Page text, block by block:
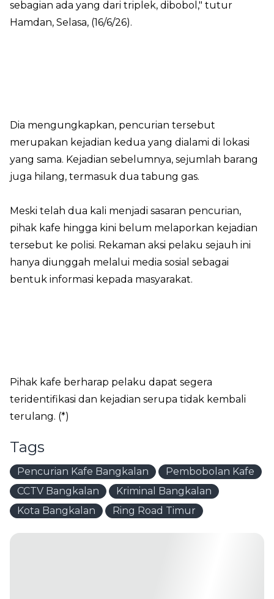
sebagian ada yang dari triplek, dibobol," tutur
Hamdan, Selasa, (16/6/26).
Dia mengungkapkan, pencurian tersebut
merupakan kejadian kedua yang dialami di lokasi
yang sama. Kejadian sebelumnya, sejumlah barang
juga hilang, termasuk dua tabung gas.
Meski telah dua kali menjadi sasaran pencurian,
pihak kafe hingga kini belum melaporkan kejadian
tersebut ke polisi. Rekaman aksi pelaku sejauh ini
hanya diunggah melalui media sosial sebagai
bentuk informasi kepada masyarakat.
Pihak kafe berharap pelaku dapat segera
teridentifikasi dan kejadian serupa tidak kembali
terulang. (*)
Tags
Pencurian Kafe Bangkalan
Pembobolan Kafe
CCTV Bangkalan
Kriminal Bangkalan
Kota Bangkalan
Ring Road Timur